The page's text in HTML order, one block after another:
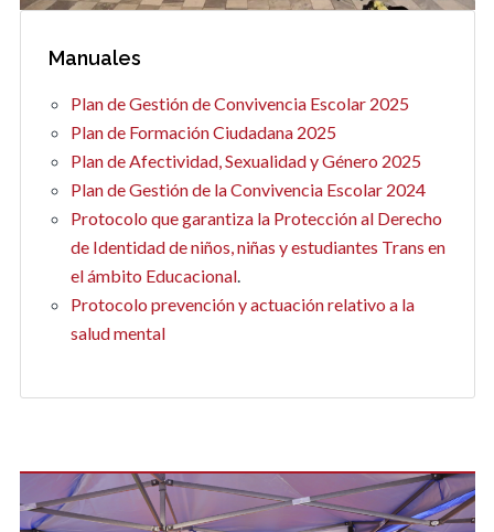
Manuales
Plan de Gestión de Convivencia Escolar 2025
Plan de Formación Ciudadana 2025
Plan de Afectividad, Sexualidad y Género 2025
Plan de Gestión de la Convivencia Escolar 2024
Protocolo que garantiza la Protección al Derecho
de Identidad de niños, niñas y estudiantes Trans en
el ámbito Educacional.
Protocolo prevención y actuación relativo a la
salud mental